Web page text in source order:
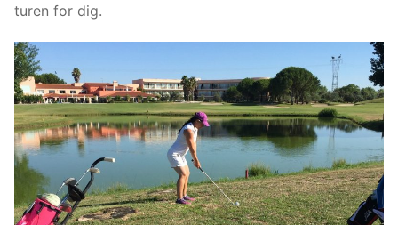
turen for dig.